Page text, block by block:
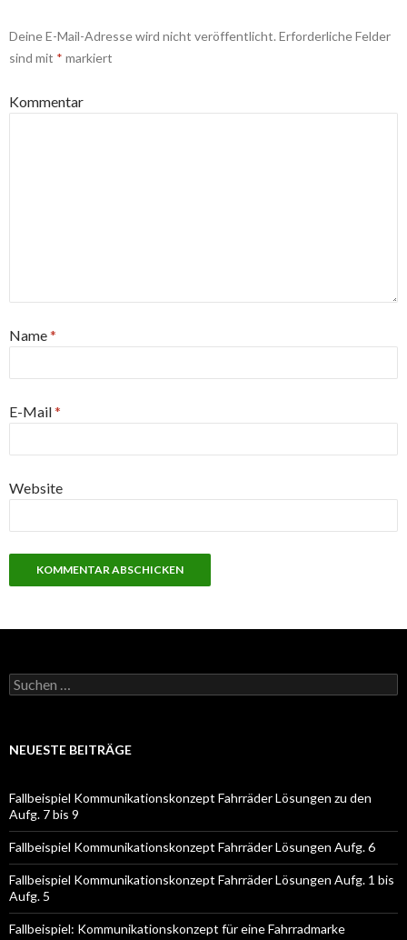
Deine E-Mail-Adresse wird nicht veröffentlicht. Erforderliche Felder
sind mit * markiert
Kommentar
Name*
E-Mail*
Website
S
u
e
c
h
:
NEUESTE BEITRÄGE
Fallbeispiel Kommunikationskonzept Fahrräder Lösungen zu den
Aufg. 7 bis 9
Fallbeispiel Kommunikationskonzept Fahrräder Lösungen Aufg. 6
Fallbeispiel Kommunikationskonzept Fahrräder Lösungen Aufg. 1 bis
Aufg. 5
Fallbeispiel: Kommunikationskonzept für eine Fahrradmarke